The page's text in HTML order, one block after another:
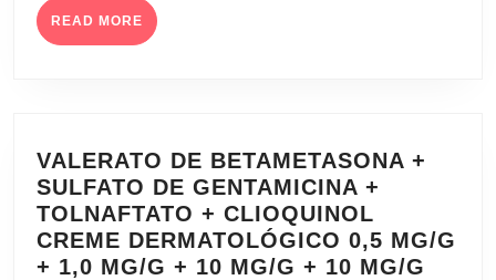
READ MORE READ
MORE
VALERATO DE BETAMETASONA +
SULFATO DE GENTAMICINA +
TOLNAFTATO + CLIOQUINOL
CREME DERMATOLÓGICO 0,5 MG/G
+ 1,0 MG/G + 10 MG/G + 10 MG/G